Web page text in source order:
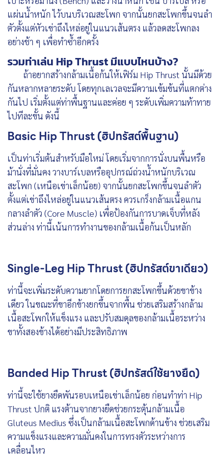
แผ่นน้ำหนัก ไว้บนบริเวณสะโพก จากนั้นยกสะโพกขึ้นจนลำ
ตัวตั้งแต่หัวเข่าถึงไหล่อยู่ในแนวเส้นตรง แล้วลดสะโพกลง
อย่างช้า ๆ เพื่อทำซ้ำอีกครั้ง
รวมท่าเล่น Hip Thrust มีแบบไหนบ้าง?
ถ้าอยากสร้างกล้ามเนื้อก้นให้เฟิร์ม Hip Thrust นั้นมีด้วย
กันหลากหลายระดับ โดยทุกเลเวลจะมีความเข้มข้นที่แตกต่าง
กันไป เริ่มตั้งแต่ท่าพื้นฐานและค่อย ๆ ระดับเพิ่มความท้าทาย
ไปทีละขั้น ดังนี้
Basic Hip Thrust (ฮิปทรัสต์พื้นฐาน)
เป็นท่าเริ่มต้นสำหรับมือใหม่ โดยเริ่มจากการนั่งบนพื้นหรือ
ม้านั่งที่มั่นคง วางบาร์เบลหรืออุปกรณ์ถ่วงน้ำหนักบริเวณ
สะโพก (เหนือเข่าเล็กน้อย) จากนั้นยกสะโพกขึ้นจนลำตัว
ตั้งแต่เข่าถึงไหล่อยู่ในแนวเส้นตรง ควรเกร็งกล้ามเนื้อแกน
กลางลำตัว (Core Muscle) เพื่อป้องกันการบาดเจ็บที่หลัง
ส่วนล่าง ท่านี้เน้นการทำงานของกล้ามเนื้อก้นเป็นหลัก
Single-Leg Hip Thrust (ฮิปทรัสต์ขาเดียว)
ท่านี้จะเพิ่มระดับความยากโดยการยกสะโพกขึ้นด้วยขาข้าง
เดียว ในขณะที่ขาอีกข้างยกขึ้นจากพื้น ช่วยเสริมสร้างกล้าม
เนื้อสะโพกให้แข็งแรง และปรับสมดุลของกล้ามเนื้อระหว่าง
ขาทั้งสองข้างได้อย่างมีประสิทธิภาพ
Banded Hip Thrust (ฮิปทรัสต์ใช้ยางยืด)
ท่านี้จะใช้ยางยืดพันรอบเหนือเข่าเล็กน้อย ก่อนทำท่า Hip
Thrust ปกติ แรงต้านจากยางยืดช่วยกระตุ้นกล้ามเนื้อ
Gluteus Medius ซึ่งเป็นกล้ามเนื้อสะโพกด้านข้าง ช่วยเสริม
ความแข็งแรงและความมั่นคงในการทรงตัวระหว่างการ
เคลื่อนไหว